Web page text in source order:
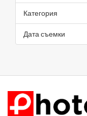
Категория
Дата съемки